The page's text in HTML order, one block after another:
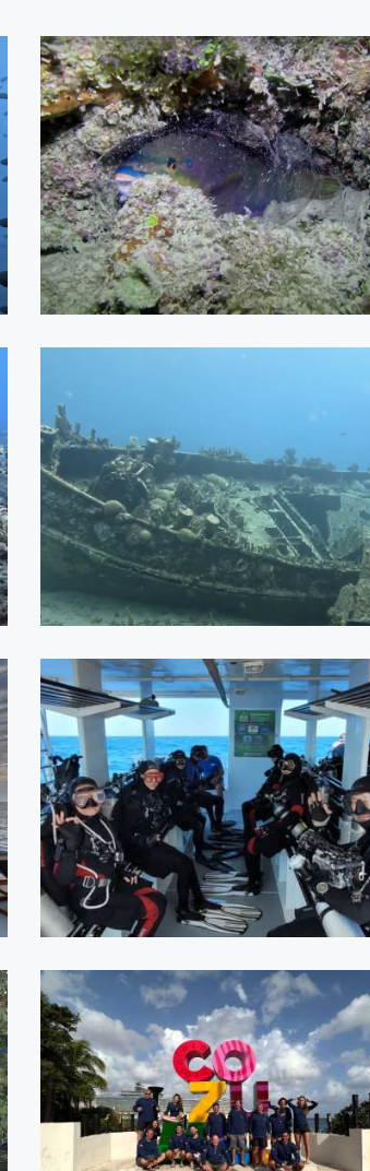
ABROLHOS - MERGULHO
NOTURNO - AGOSTO 2024
ASSISTIR
CURAÇAO - ABRIL 2024
ASSISTIR
Recife - 2023
ASSISTIR
Cozumel Maio 2023
ASSISTIR